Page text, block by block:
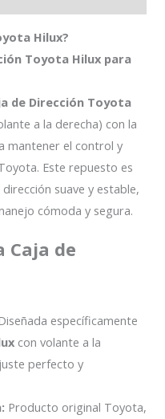
Hilux?
Toyota Hilux para
de Dirección Toyota
a la derecha) con la
mantener el control y
Este repuesto es
suave y estable,
cómoda y segura.
Caja de
específicamente
con volante a la
perfecto y
Producto original Toyota,